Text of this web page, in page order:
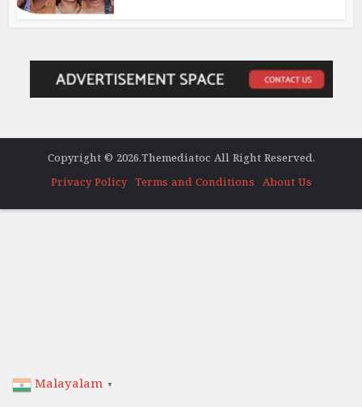
Copyright © 2026.Themediatoc All Right Reserved.
Privacy Policy
Terms and Conditions About Us
Malayalam ▼